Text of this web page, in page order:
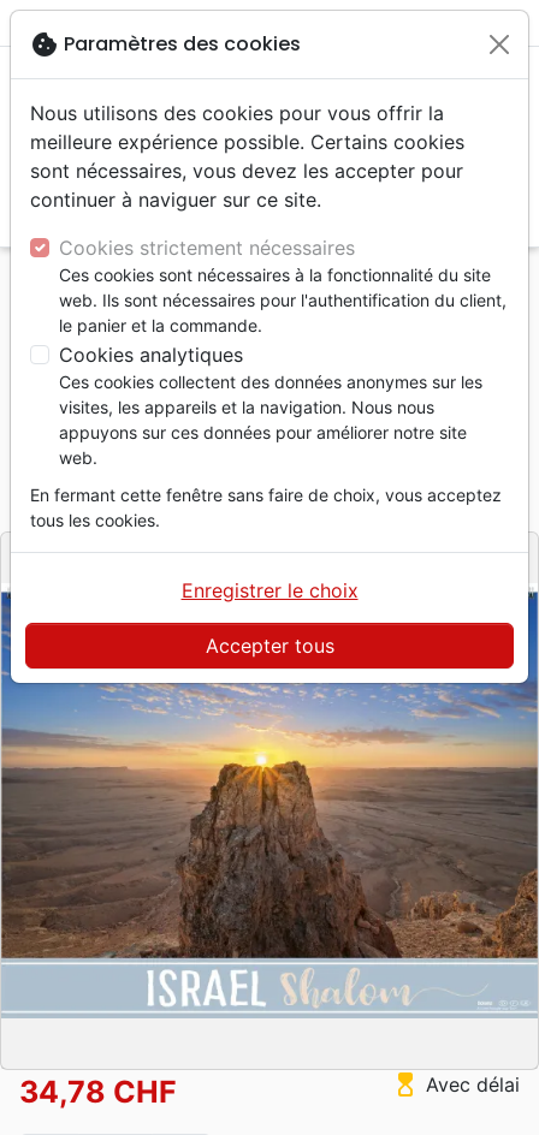
menu
Accueil Divers
Calendriers, agendas
Calendrier Israël Shalom - trilingue, mural
Israël Shalom
Calendrier trilingue, mural
2027
Référence BOL179603 EAN 9783866033726
EditeurBolanz
34,78 CHF hourglass_top Avec délai
cookie Paramètres des cookies
Nous utilisons des cookies pour vous offrir la
meilleure expérience possible. Certains cookies
sont nécessaires, vous devez les accepter pour
continuer à naviguer sur ce site.
Cookies strictement nécessaires
Ces cookies sont nécessaires à la fonctionnalité du site
web. Ils sont nécessaires pour l'authentification du client,
le panier et la commande.
Cookies analytiques
Ces cookies collectent des données anonymes sur les
visites, les appareils et la navigation. Nous nous
appuyons sur ces données pour améliorer notre site
web.
En fermant cette fenêtre sans faire de choix, vous acceptez
tous les cookies.
Accepter tous
Enregistrer le choix